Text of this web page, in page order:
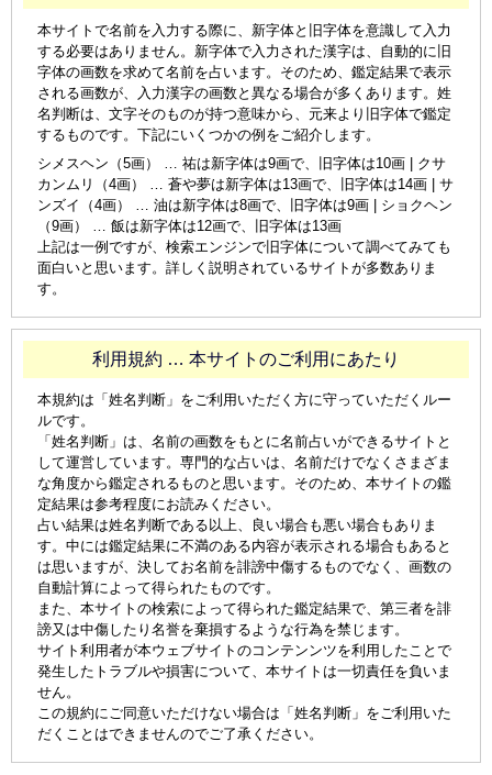
本サイトで名前を入力する際に、新字体と旧字体を意識して入力
する必要はありません。新字体で入力された漢字は、自動的に旧
字体の画数を求めて名前を占います。そのため、鑑定結果で表示
される画数が、入力漢字の画数と異なる場合が多くあります。姓
名判断は、文字そのものが持つ意味から、元来より旧字体で鑑定
するものです。下記にいくつかの例をご紹介します。
シメスヘン（5画） … 祐は新字体は9画で、旧字体は10画 | クサ
カンムリ（4画） … 蒼や夢は新字体は13画で、旧字体は14画 | サ
ンズイ（4画） … 油は新字体は8画で、旧字体は9画 | ショクヘン
（9画） … 飯は新字体は12画で、旧字体は13画
上記は一例ですが、検索エンジンで旧字体について調べてみても
面白いと思います。詳しく説明されているサイトが多数ありま
す。
利用規約 … 本サイトのご利用にあたり
本規約は「姓名判断」をご利用いただく方に守っていただくルー
ルです。
「姓名判断」は、名前の画数をもとに名前占いができるサイトと
して運営しています。専門的な占いは、名前だけでなくさまざま
な角度から鑑定されるものと思います。そのため、本サイトの鑑
定結果は参考程度にお読みください。
占い結果は姓名判断である以上、良い場合も悪い場合もありま
す。中には鑑定結果に不満のある内容が表示される場合もあると
は思いますが、決してお名前を誹謗中傷するものでなく、画数の
自動計算によって得られたものです。
また、本サイトの検索によって得られた鑑定結果で、第三者を誹
謗又は中傷したり名誉を棄損するような行為を禁じます。
サイト利用者が本ウェブサイトのコンテンンツを利用したことで
発生したトラブルや損害について、本サイトは一切責任を負いま
せん。
この規約にご同意いただけない場合は「姓名判断」をご利用いた
だくことはできませんのでご了承ください。